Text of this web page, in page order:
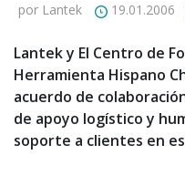
por Lantek 19.01.2006
Lantek y El Centro de
Herramienta Hispano
acuerdo de
de apoyo logístico y
soporte a clientes en